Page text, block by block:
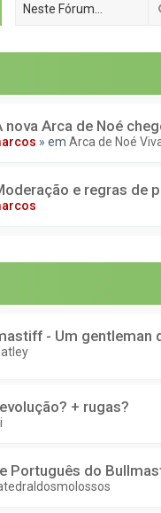
nova Arca de Noé
» em Arca de Noé
e regras de
- Um gentleman
+ rugas?
Português do